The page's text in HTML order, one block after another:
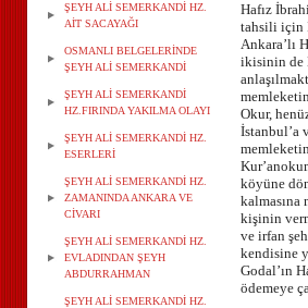
ŞEYH ALİ SEMERKANDİ HZ.
AİT SACAYAĞI
OSMANLI BELGELERİNDE
ŞEYH ALİ SEMERKANDİ
ŞEYH ALİ SEMERKANDİ
HZ.FIRINDA YAKILMA OLAYI
ŞEYH ALİ SEMERKANDİ HZ.
ESERLERİ
ŞEYH ALİ SEMERKANDİ HZ.
ZAMANINDA ANKARA VE
CİVARI
ŞEYH ALİ SEMERKANDİ HZ.
EVLADINDAN ŞEYH
ABDURRAHMAN
ŞEYH ALİ SEMERKANDİ HZ.
Hafız
tahsili için
Ankara’lı
ikisinin de
Okur,
İstanbul’a
Kur’an
köyüne
kalmasına
kişinin
ve irfan
kendisine
Godal’ın
ödemeye